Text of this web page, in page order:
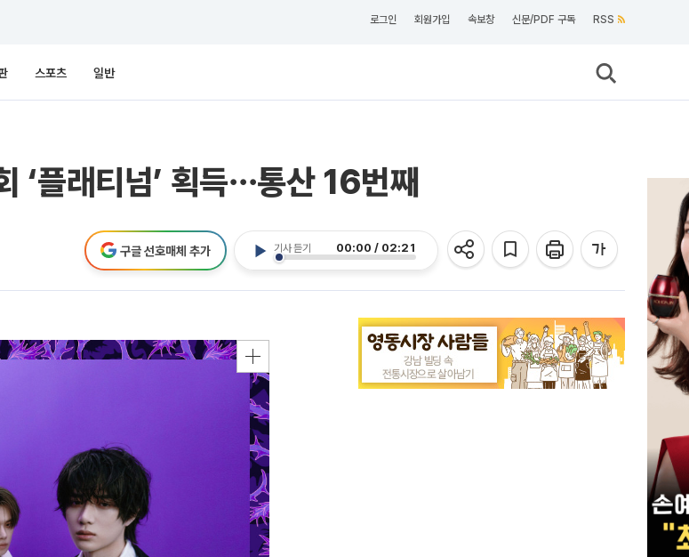
로그인 회원가입 속보창 신문/PDF 구독 RSS
스포츠 일반
‘플래티넘’ 획득⋯통산 16번째
기사 듣기 00:00 / 02:21
구글 선호매체 추가